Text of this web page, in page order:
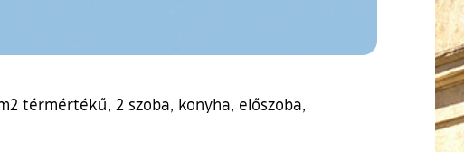
térmértékű, 2 szoba, konyha, előszoba,